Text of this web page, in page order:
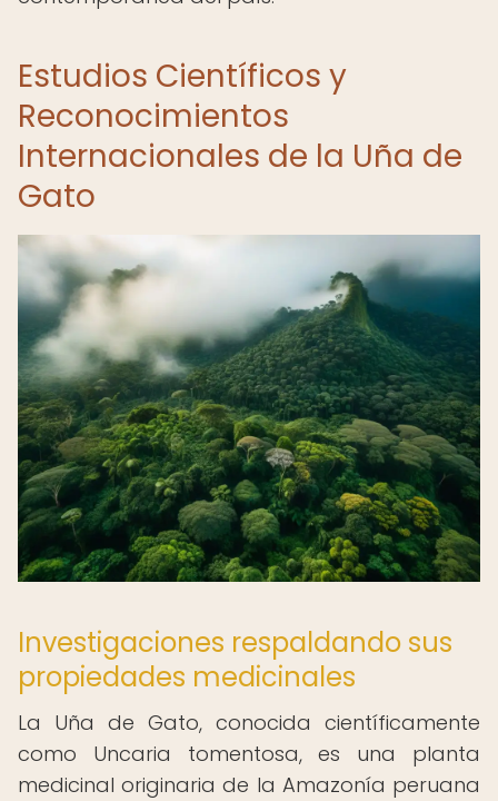
Estudios Científicos y
Reconocimientos
Internacionales de la Uña de
Gato
Investigaciones respaldando sus
propiedades medicinales
La Uña de Gato, conocida científicamente
como Uncaria tomentosa, es una planta
medicinal originaria de la Amazonía peruana